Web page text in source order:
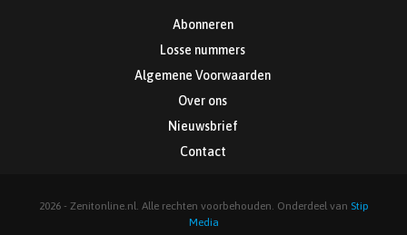
Abonneren
Losse nummers
Algemene Voorwaarden
Over ons
Nieuwsbrief
Contact
2026 - Zenitonline.nl. Alle rechten voorbehouden. Onderdeel van Stip
Media